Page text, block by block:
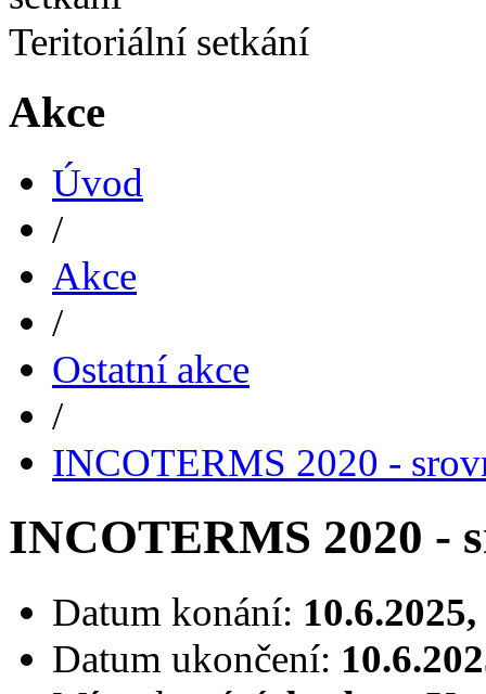
Teritoriální setkání
Akce
Úvod
/
Akce
/
Ostatní akce
/
INCOTERMS 2020 -
INCOTERMS 2020 -
Datum konání:
Datum ukončení: